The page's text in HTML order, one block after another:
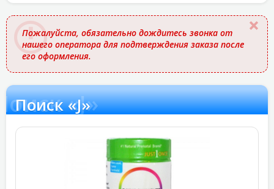
Пожалуйста, обязательно дождитесь звонка от
нашего оператора для подтверждения заказа после
его оформления.
«J»
Поиск «J»